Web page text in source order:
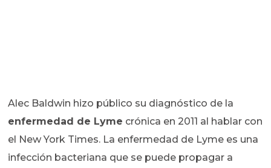
Alec Baldwin hizo público su diagnóstico de la
enfermedad de Lyme crónica en 2011 al hablar con
el New York Times. La enfermedad de Lyme es una
infección bacteriana que se puede propagar a